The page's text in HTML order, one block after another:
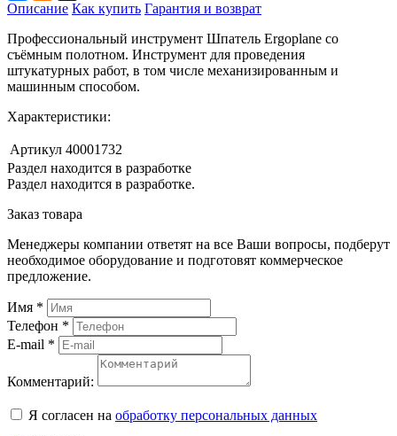
Описание Как купить Гарантия и возврат
Профессиональный инструмент Шпатель Ergoplane со
съёмным полотном. Инструмент для проведения
штукатурных работ, в том числе механизированным и
машинным способом.
Характеристики:
Артикул 40001732
Раздел находится в разработке
Раздел находится в разработке.
Заказ товара
Менеджеры компании ответят на все Ваши вопросы, подберут
необходимое оборудование и подготовят коммерческое
предложение.
Имя *
Телефон *
E-mail *
Комментарий:
Я согласен на обработку персональных данных